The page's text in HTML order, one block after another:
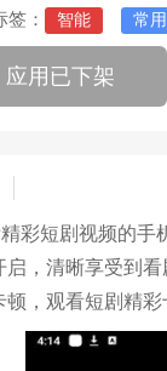
签：
智能 常
应用已下架
彩短剧视频的
，清晰享受到
，观看短剧精彩